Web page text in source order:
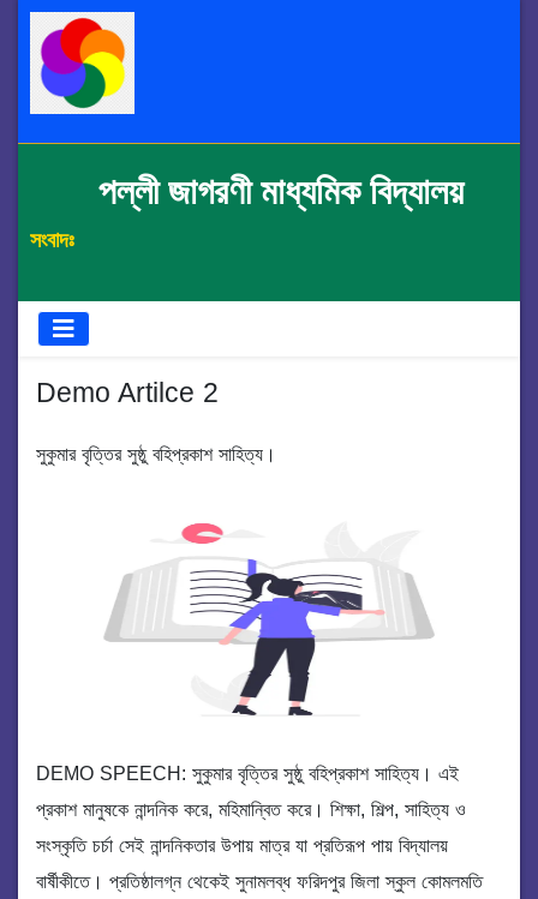
পল্লী জাগরণী মাধ্যমিক বিদ্যালয়
সংবাদঃ
Demo Artilce 2
সুকুমার বৃত্তির সুষ্ঠু বহিপ্রকাশ সাহিত্য।
DEMO SPEECH: সুকুমার বৃত্তির সুষ্ঠু বহিপ্রকাশ সাহিত্য। এই
প্রকাশ মানুষকে নান্দনিক করে, মহিমান্বিত করে। শিক্ষা, শিল্প, সাহিত্য ও
সংস্কৃতি চর্চা সেই নান্দনিকতার উপায় মাত্র যা প্রতিরূপ পায় বিদ্যালয়
বার্ষীকীতে। প্রতিষ্ঠালগ্ন থেকেই সুনামলব্ধ ফরিদপুর জিলা স্কুল কোমলমতি